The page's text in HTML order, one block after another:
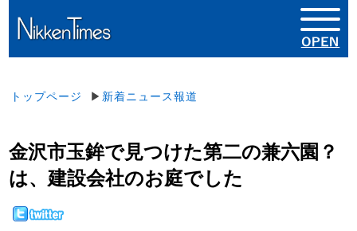
トップページ ▶ 新着ニュース報道
金沢市玉鉾で見つけた第二の兼六園？
は、建設会社のお庭でした